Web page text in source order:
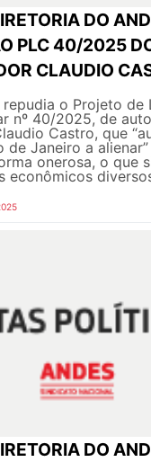
DO
PLC 40/2025
CLAUDIO
repudia o Projeto de
nº 40/2025, de
Castro, que
de Janeiro a
onerosa, o que
econômicos
DO